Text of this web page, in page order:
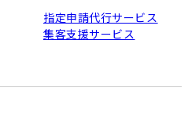
指定申請代行サービス
集客支援サービス